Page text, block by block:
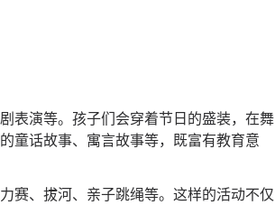
表演等。孩子们会穿着节日的盛装，在舞
童话故事、寓言故事等，既富有教育意
赛、拔河、亲子跳绳等。这样的活动不仅